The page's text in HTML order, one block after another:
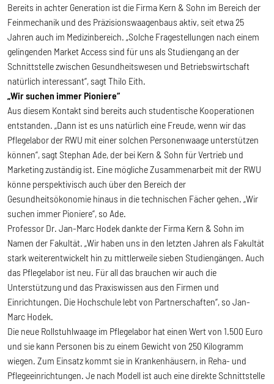
Bereits in achter Generation ist die Firma Kern & Sohn im Bereich der
Feinmechanik und des Präzisionswaagenbaus aktiv, seit etwa 25
Jahren auch im Medizinbereich. „Solche Fragestellungen nach einem
gelingenden Market Access sind für uns als Studiengang an der
Schnittstelle zwischen Gesundheitswesen und Betriebswirtschaft
natürlich interessant“, sagt Thilo Eith.
„Wir suchen immer Pioniere“
Aus diesem Kontakt sind bereits auch studentische Kooperationen
entstanden. „Dann ist es uns natürlich eine Freude, wenn wir das
Pflegelabor der RWU mit einer solchen Personenwaage unterstützen
können“, sagt Stephan Ade, der bei Kern & Sohn für Vertrieb und
Marketing zuständig ist. Eine mögliche Zusammenarbeit mit der RWU
könne perspektivisch auch über den Bereich der
Gesundheitsökonomie hinaus in die technischen Fächer gehen. „Wir
suchen immer Pioniere“, so Ade.
Professor Dr. Jan-Marc Hodek dankte der Firma Kern & Sohn im
Namen der Fakultät. „Wir haben uns in den letzten Jahren als Fakultät
stark weiterentwickelt hin zu mittlerweile sieben Studiengängen. Auch
das Pflegelabor ist neu. Für all das brauchen wir auch die
Unterstützung und das Praxiswissen aus den Firmen und
Einrichtungen. Die Hochschule lebt von Partnerschaften“, so Jan-
Marc Hodek.
Die neue Rollstuhlwaage im Pflegelabor hat einen Wert von 1.500 Euro
und sie kann Personen bis zu einem Gewicht von 250 Kilogramm
wiegen. Zum Einsatz kommt sie in Krankenhäusern, in Reha- und
Pflegeeinrichtungen. Je nach Modell ist auch eine direkte Schnittstelle